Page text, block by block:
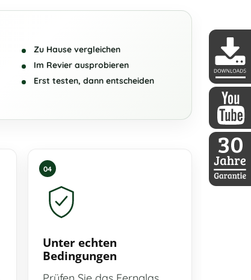
Zu Hause vergleichen
Im Revier ausprobieren
Erst testen, dann entscheiden
04
Unter echten
Bedingungen
DDoptics
DDoptics